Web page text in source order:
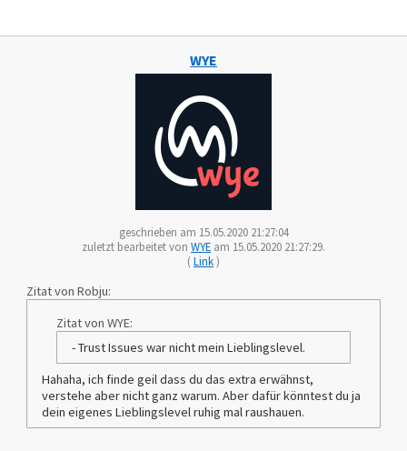
WYE
geschrieben am 15.05.2020 21:27:04
zuletzt bearbeitet von WYE am 15.05.2020 21:27:29.
(Link)
Zitat von Robju:
Zitat von WYE:
- Trust Issues war nicht mein Lieblingslevel.
Hahaha, ich finde geil dass du das extra erwähnst,
verstehe aber nicht ganz warum. Aber dafür könntest du ja
dein eigenes Lieblingslevel ruhig mal raushauen.